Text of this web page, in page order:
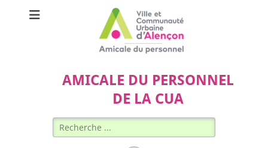
AMICALE DU PERSONNEL
DE LA CUA
Rechercher :